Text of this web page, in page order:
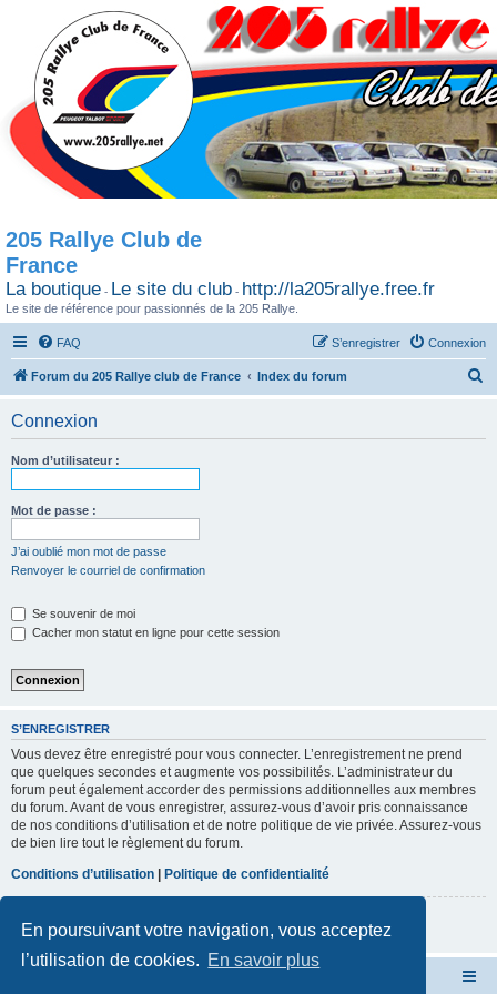
En poursuivant votre navigation, vous acceptez
l’utilisation de cookies. En savoir plus
205 Rallye Club de
France
La boutique - Le site du club - http://la205rallye.free.fr
Le site de référence pour passionnés de la 205 Rallye.
FAQ Connexion
S’enregistrer
Forum du 205 Rallye club de France Index du forum
Connexion
Nom d’utilisateur :
Mot de passe :
J’ai oublié mon mot de passe
Renvoyer le courriel de confirmation
Se souvenir de moi
Cacher mon statut en ligne pour cette session
S’ENREGISTRER
Vous devez être enregistré pour vous connecter. L’enregistrement ne prend
que quelques secondes et augmente vos possibilités. L’administrateur du
forum peut également accorder des permissions additionnelles aux membres
du forum. Avant de vous enregistrer, assurez-vous d’avoir pris connaissance
de nos conditions d’utilisation et de notre politique de vie privée. Assurez-vous
de bien lire tout le règlement du forum.
Conditions d’utilisation
Politique de confidentialité
S’enregistrer